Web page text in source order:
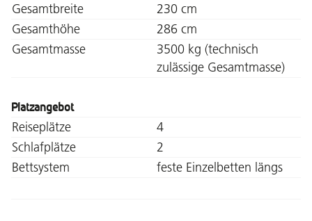
Gesamtbreite
230 cm
Gesamthöhe
286 cm
Gesamtmasse
3500 kg (technisch
zulässige Gesamtmasse)
Platzangebot
Reiseplätze
4
Schlafplätze
2
Bettsystem
feste Einzelbetten längs